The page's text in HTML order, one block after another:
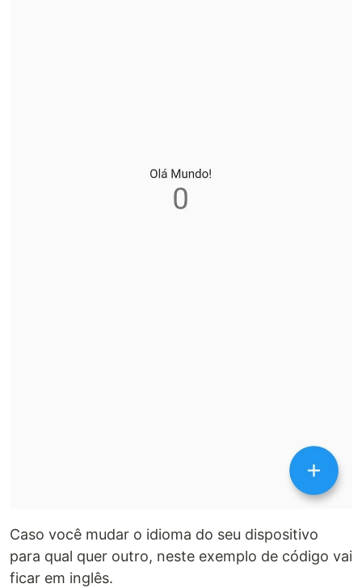
Caso você mudar o idioma do seu dispositivo
para qual quer outro, neste exemplo de código vai
ficar em inglês.